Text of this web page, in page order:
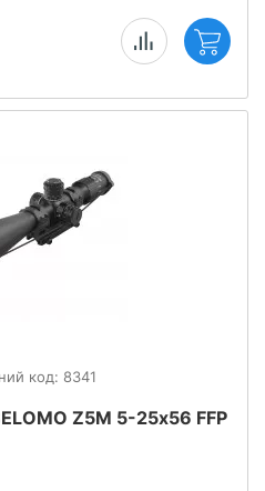
код: 8341
Z5M 5-25х56 FFP